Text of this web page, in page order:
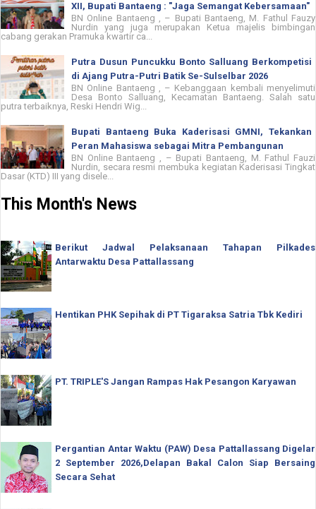
XII, Bupati Bantaeng : "Jaga Semangat Kebersamaan"
BN Online Bantaeng , – Bupati Bantaeng, M. Fathul Fauzy
Nurdin yang juga merupakan Ketua majelis bimbingan
cabang gerakan Pramuka kwartir ca...
Putra Dusun Puncukku Bonto Salluang Berkompetisi
di Ajang Putra-Putri Batik Se-Sulselbar 2026
BN Online Bantaeng , – Kebanggaan kembali menyelimuti
Desa Bonto Salluang, Kecamatan Bantaeng. Salah satu
putra terbaiknya, Reski Hendri Wig...
Bupati Bantaeng Buka Kaderisasi GMNI, Tekankan
Peran Mahasiswa sebagai Mitra Pembangunan
BN Online Bantaeng , – Bupati Bantaeng, M. Fathul Fauzi
Nurdin, secara resmi membuka kegiatan Kaderisasi Tingkat
Dasar (KTD) III yang disele...
This Month's News
Berikut Jadwal Pelaksanaan Tahapan Pilkades
Antarwaktu Desa Pattallassang
Hentikan PHK Sepihak di PT Tigaraksa Satria Tbk Kediri
PT. TRIPLE'S Jangan Rampas Hak Pesangon Karyawan
Pergantian Antar Waktu (PAW) Desa Pattallassang Digelar
2 September 2026,Delapan Bakal Calon Siap Bersaing
Secara Sehat